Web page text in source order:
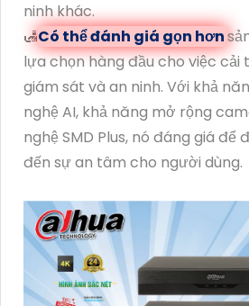
ninh khác.
🛃Có thể đánh giá gọn hơn
lựa chọn hàng đầu cho việc cải
giám sát và an ninh. Với khả
nghệ AI, khả năng mở rộng
nghệ SMD Plus, nó đáng giá để
đến sự an tâm cho người dùng.